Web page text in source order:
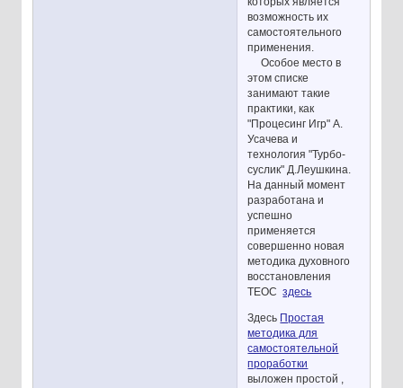
возможность их
самостоятельного
применения.
Особое место в
этом списке
занимают такие
практики, как
"Процесинг Игр" А.
Усачева и
технология "Турбо-
суслик" Д.Леушкина.
На данный момент
разработана и
успешно
применяется
совершенно новая
методика духовного
восстановления
ТЕОСздесь
Здесь Простая
методика для
самостоятельной
проработки
выложен простой ,